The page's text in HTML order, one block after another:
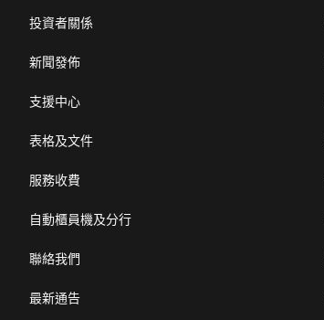
投資者關係
新聞發佈
支援中心
表格及文件
服務收費
自動櫃員機及分行
聯絡我們
最新通告